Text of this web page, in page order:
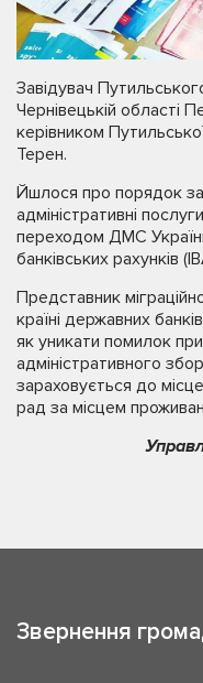
Завідувач
Чернівецькій області
керівником
Терен.
Йшлося про порядок
адміністративні
переходом ДМС
банківських рахунків
Представник
країні державних
як уникати помилок
адміністративного
зараховується до
рад за місцем
Звернення